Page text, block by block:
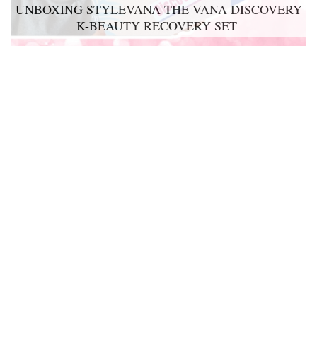
UNBOXING STYLEVANA THE VANA DISCOVERY
K-BEAUTY RECOVERY SET